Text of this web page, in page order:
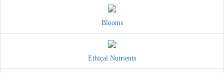
Blooms
Ethical Nutrients